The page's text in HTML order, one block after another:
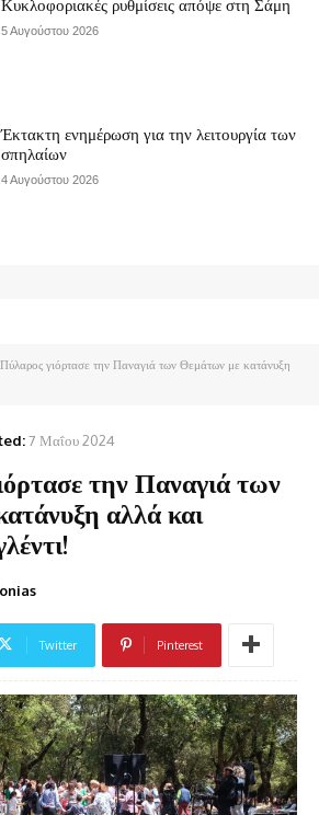
Κυκλοφοριακές ρυθμίσεις απόψε στη Σάμη
5 Αυγούστου 2026
Έκτακτη ενημέρωση για την λειτουργία των
σπηλαίων
4 Αυγούστου 2026